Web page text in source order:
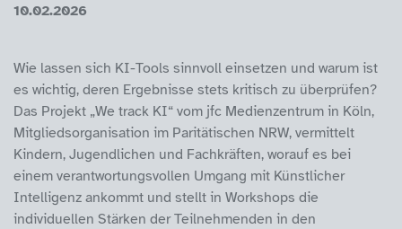
10.02.2026
Wie lassen sich KI-Tools sinnvoll einsetzen und warum ist
es wichtig, deren Ergebnisse stets kritisch zu überprüfen?
Das Projekt „We track KI“ vom jfc Medienzentrum in Köln,
Mitgliedsorganisation im Paritätischen NRW, vermittelt
Kindern, Jugendlichen und Fachkräften, worauf es bei
einem verantwortungsvollen Umgang mit Künstlicher
Intelligenz ankommt und stellt in Workshops die
individuellen Stärken der Teilnehmenden in den